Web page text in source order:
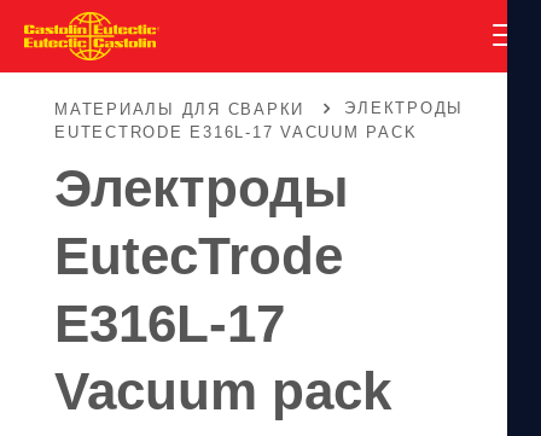
МАТЕРИАЛЫ ДЛЯ СВАРКИ
ЭЛЕКТРОДЫ
EUTECTRODE Е316L-17 VACUUM PACK
Электроды
EutecTrode
Е316L-17
Vacuum pack